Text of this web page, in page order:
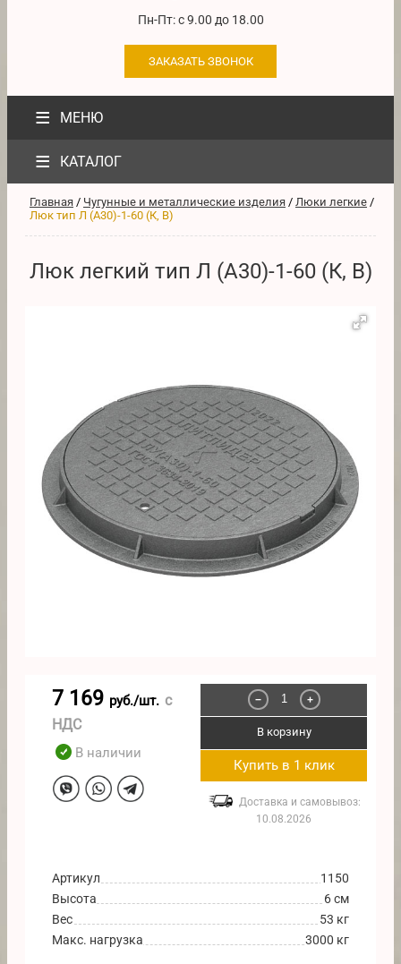
Пн-Пт: с 9.00 до 18.00
ЗАКАЗАТЬ ЗВОНОК
≡ МЕНЮ
≡ КАТАЛОГ
Главная / Чугунные и металлические изделия / Люки легкие /
Люк тип Л (А30)-1-60 (К, В)
Люк легкий тип Л (А30)-1-60 (К, В)
7 169 руб./шт. с
НДС
В наличии
− +
В корзину
Купить в 1 клик
Доставка и самовывоз:
10.08.2026
Артикул
1150
Высота
6 см
Вес
53 кг
Макс. нагрузка
3000 кг